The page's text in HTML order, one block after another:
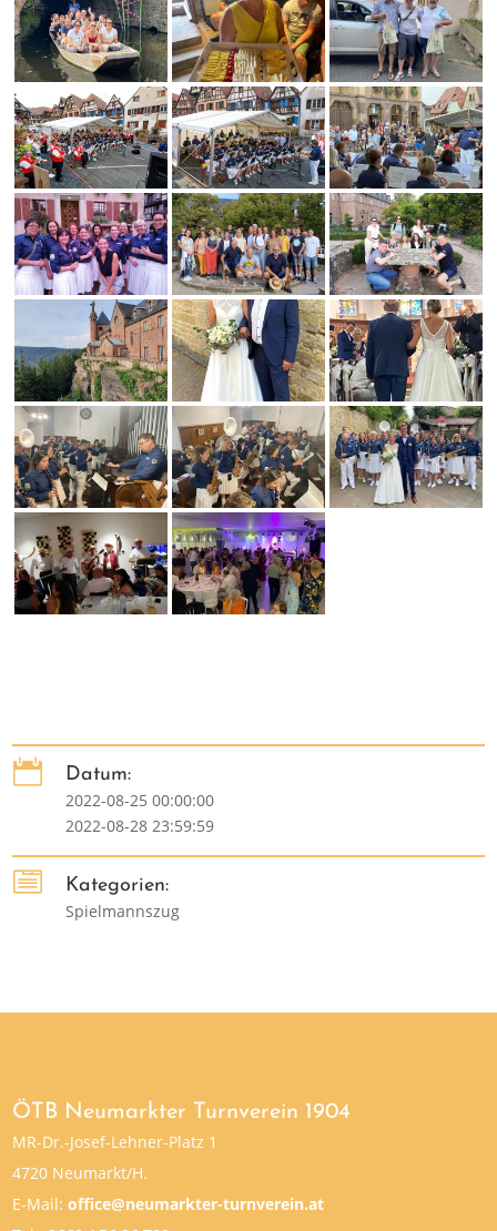

Datum:
2022-08-25 00:00:00
2022-08-28 23:59:59

Kategorien:
Spielmannszug
ÖTB Neumarkter Turnverein 1904
MR-Dr.-Josef-Lehner-Platz 1
4720 Neumarkt/H.
E-Mail:office@neumarkter-turnverein.at